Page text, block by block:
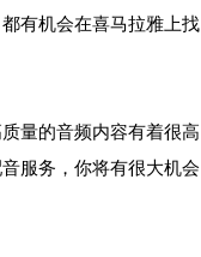
有机会在喜马拉雅上找
量的音频内容有着很高
服务，你将有很大机会